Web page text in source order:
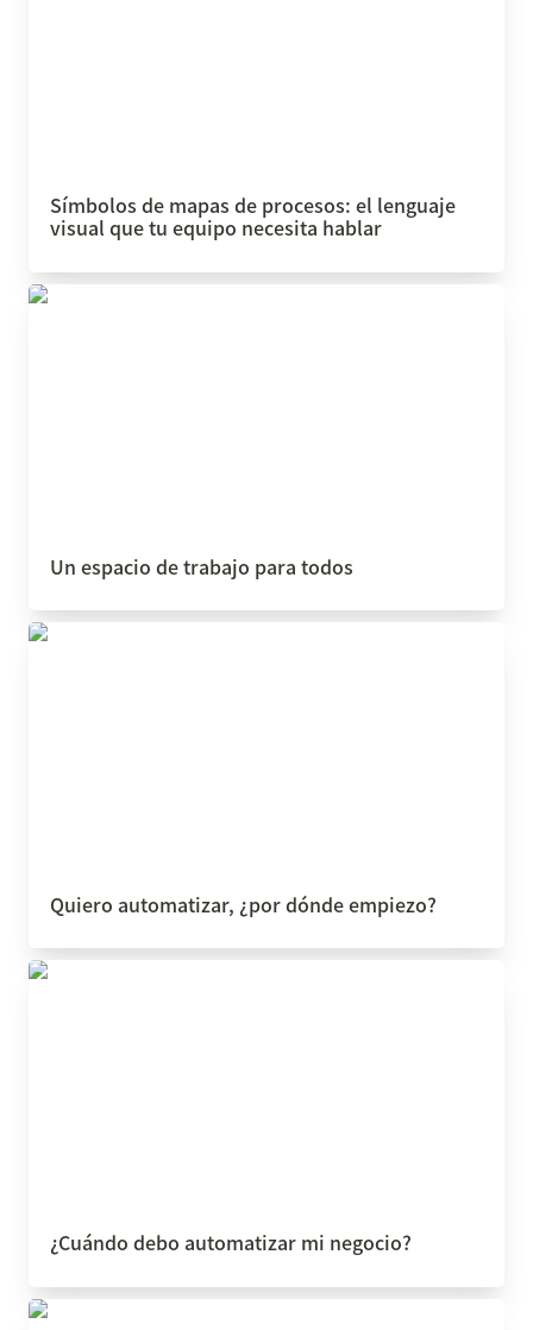
Símbolos de mapas de procesos: el lenguaje
visual que tu equipo necesita hablar
Un espacio de trabajo para todos
Un espacio de trabajo para todos
Quiero automatizar, ¿por dónde empiezo?
Quiero automatizar, ¿por dónde empiezo?
¿Cuándo debo automatizar mi negocio?
¿Cuándo debo automatizar mi negocio?
Nuestros 5 KPIs elementales